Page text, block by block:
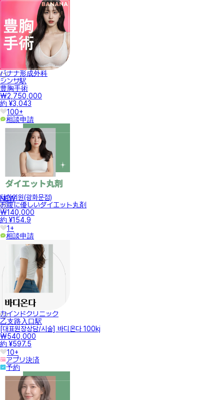
バナナ形成外科
シンサ駅
豊胸手術
₩2,750,000
約 ¥3,043
100+
相談申請
NEW
터한의원(광화문점)
お腹に優しいダイエット丸剤
₩140,000
約 ¥154.9
1+
相談申請
カインドクリニック
乙支路入口駅
[대표원장상담/시술] 바디온다 100kj
₩540,000
約 ¥597.5
10+
アプリ決済
予約